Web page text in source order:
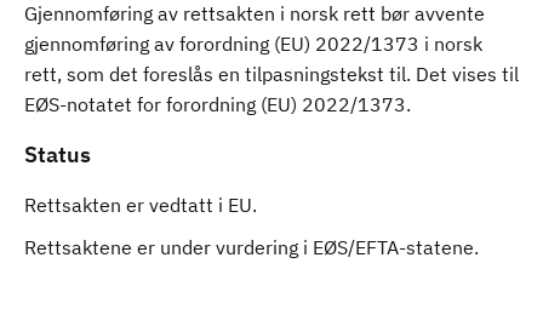
Gjennomføring av rettsakten i norsk rett bør avvente
gjennomføring av forordning (EU) 2022/1373 i norsk
rett, som det foreslås en tilpasningstekst til. Det vises til
EØS-notatet for forordning (EU) 2022/1373.
Status
Rettsakten er vedtatt i EU.
Rettsaktene er under vurdering i EØS/EFTA-statene.